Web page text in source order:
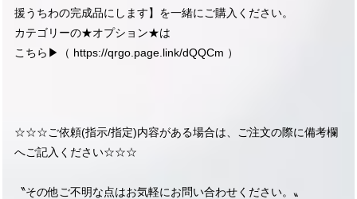
援うちわの完成品にします】を一緒にご購入ください。
カテゴリーの★オプション★は
こちら▶︎（ https://qrgo.page.link/dQQCm ）
☆☆☆ご依頼(指示/指定)内容がある場合は、ご注文の際に備考欄
へご記入ください☆☆☆
〝その他ご不明な点はお気軽にお問い合わせください。〟